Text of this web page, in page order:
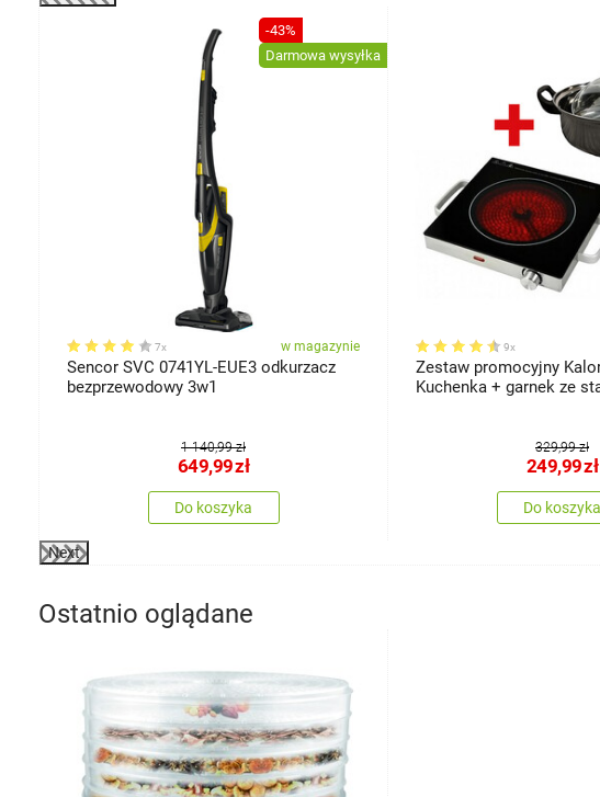
-43%
Darmowa wysyłka
7x w magazynie
Sencor SVC 0741YL-EUE3 odkurzacz
bezprzewodowy 3w1
1 140,99 zł
649,99zł
Do koszyka
9x
Zestaw promocyjny
Kuchenka + garnek ze stali nierdzewnej
329,99 zł
249,99zł
Do koszyka
Next
Ostatnio oglądane